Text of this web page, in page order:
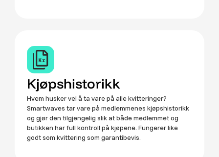
Kjøpshistorikk
Hvem husker vel å ta vare på alle kvitteringer?
Smartwaves tar vare på medlemmenes kjøpshistorikk
og gjør den tilgjengelig slik at både medlemmet og
butikken har full kontroll på kjøpene. Fungerer like
godt som kvittering som garantibevis.